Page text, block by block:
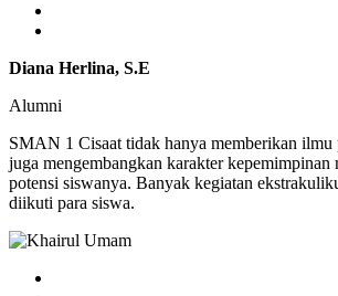
Diana Herlina, S.E
Alumni
SMAN 1 Cisaat tidak hanya memberikan ilmu
juga mengembangkan karakter kepemimpinan
potensi siswanya. Banyak kegiatan
diikuti para siswa.